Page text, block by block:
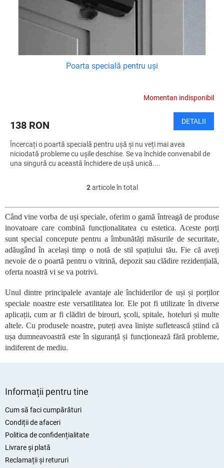
Poarta specială pentru uși
Momentan indisponibil
138 RON DETALII
Încercați o poartă specială pentru ușă și nu veți mai avea
niciodată probleme cu ușile deschise. Se va închide convenabil de
una singură cu această închidere de ușă unică....
C
n
t
r
o
u
s
t
ă
r
i
2articole în total
Când vine vorba de uși speciale, oferim o gamă întreagă de produse
inovatoare care combină funcționalitatea cu estetica. Aceste porți
sunt special concepute pentru a îmbunătăți măsurile de securitate,
adăugând în același timp o notă de stil spațiului tău. Fie că aveți
nevoie de o poartă pentru o vitrină, depozit sau clădire rezidențială,
oferta noastră vi se va potrivi.
Unul dintre principalele avantaje ale închiderilor de uși și porților
speciale noastre este versatilitatea lor. Ele pot fi utilizate în diverse
aplicații, cum ar fi clădiri de birouri, școli, spitale, hoteluri și multe
altele. Cu produsele noastre, puteți avea liniște sufletească știind că
ușa dumneavoastră este în siguranță și funcționează fără probleme,
indiferent de mediu.
Informații pentru tine
Cum să faci cumpărături
Condiții de afaceri
Politica de confidențialitate
Livrare și plată
Reclamații și retururi